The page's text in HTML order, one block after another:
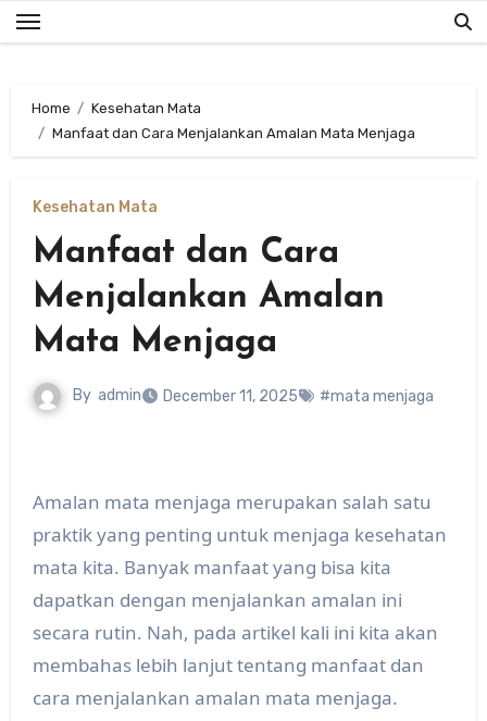
Skip
to
Home
Kesehatan Mata
Manfaat dan Cara Menjalankan Amalan Mata Menjaga
Kesehatan Mata
Manfaat dan Cara
Menjalankan Amalan
Mata Menjaga
By admin December 11, 2025 #mata menjaga
Amalan mata menjaga merupakan salah satu
praktik yang penting untuk menjaga kesehatan
mata kita. Banyak manfaat yang bisa kita
dapatkan dengan menjalankan amalan ini
secara rutin. Nah, pada artikel kali ini kita akan
membahas lebih lanjut tentang manfaat dan
cara menjalankan amalan mata menjaga.